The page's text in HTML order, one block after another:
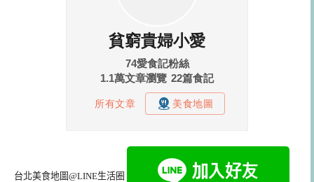
台北美食地圖@LINE生活圈